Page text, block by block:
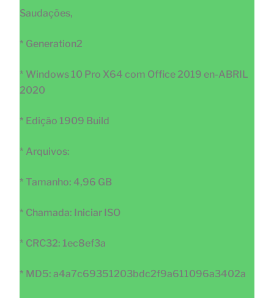
Saudações,
* Generation2
* Windows 10 Pro X64 com Office 2019 en-ABRIL
2020
* Edição 1909 Build
* Arquivos:
* Tamanho: 4,96 GB
* Chamada: Iniciar ISO
* CRC32: 1ec8ef3a
* MD5: a4a7c69351203bdc2f9a611096a3402a